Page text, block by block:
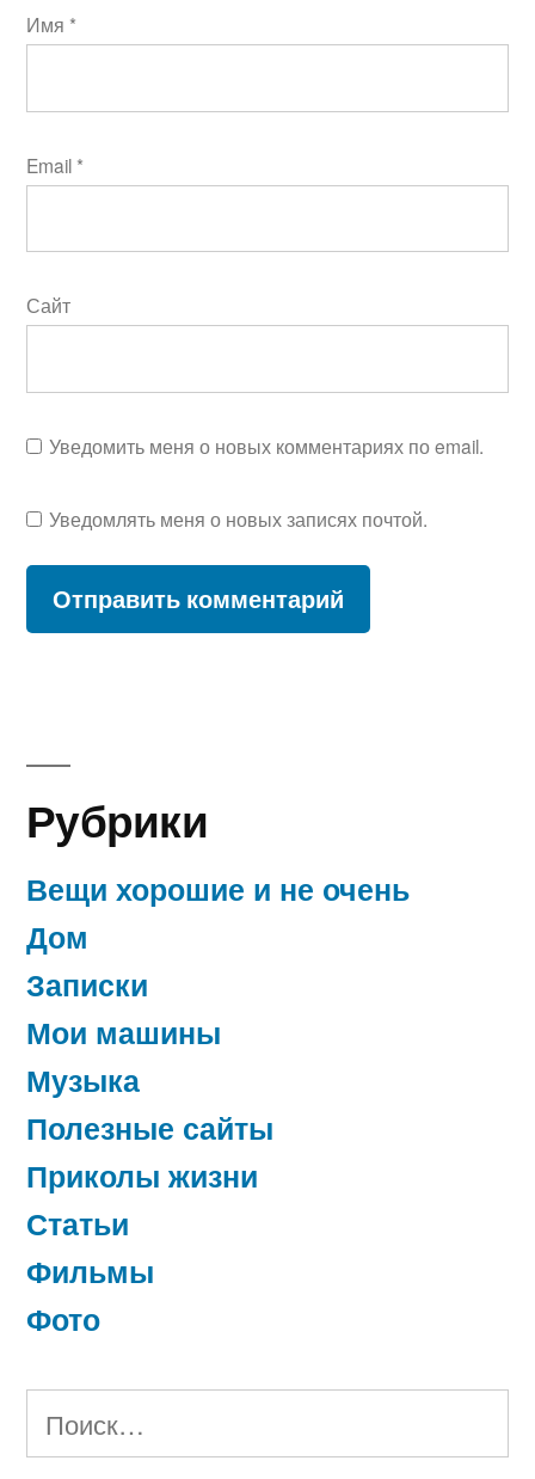
Имя *
Email *
Сайт
Уведомить меня о новых комментариях по email.
Уведомлять меня о новых записях почтой.
Рубрики
Вещи хорошие и не очень
Дом
Записки
Мои машины
Музыка
Полезные сайты
Приколы жизни
Статьи
Фильмы
Фото
Найти: